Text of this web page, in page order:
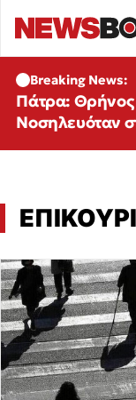
Breaking News:
Πάτρα: Θρήνος
Νοσηλευόταν